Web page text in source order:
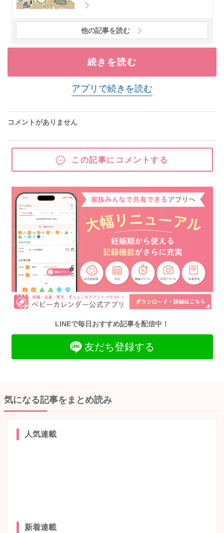
他の記事を読む
続きを読む
アプリで続きを読む
コメントがありません
この記事にコメントする
LINEで毎日おすすめ記事を配信中！
友だち登録する
気になる記事をまとめ読み
人気連載
新着連載